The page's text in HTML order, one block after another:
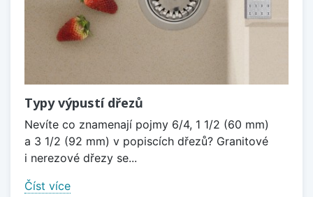
Typy výpustí dřezů
Nevíte co znamenají pojmy 6/4, 1 1/2 (60 mm)
a 3 1/2 (92 mm) v popiscích dřezů? Granitové
i nerezové dřezy se...
Číst více